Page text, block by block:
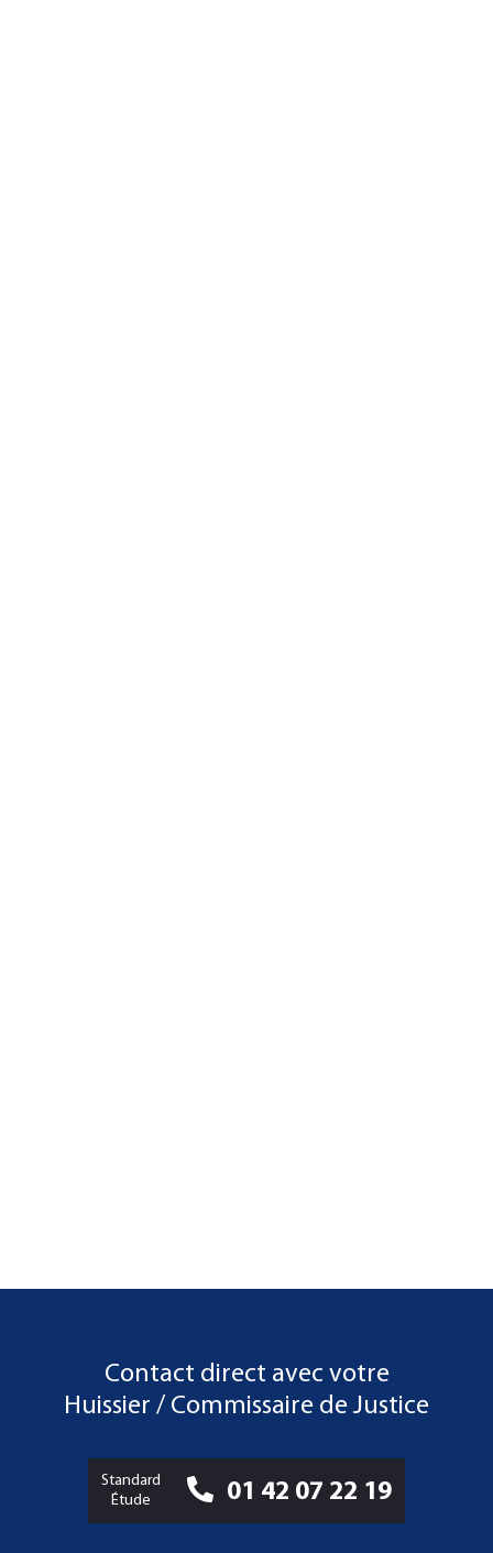
Contact direct avec votre
Huissier / Commissaire de Justice
Standard
Étude
01 42 07 22 19